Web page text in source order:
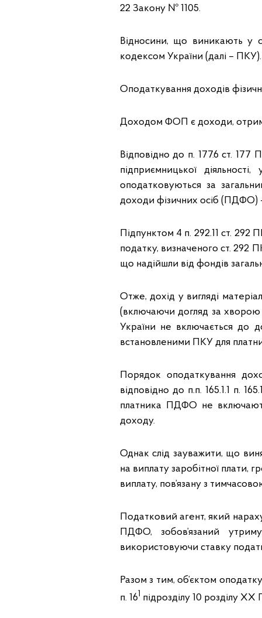
22 Закону № 1105.
Відносини, що виникають у
кодексом України (далі – ПКУ).
Оподаткування доходів
Доходом ФОП є доходи,
Відповідно до п. 177.6 ст.
підприємницької
оподатковуються за
доходи фізичних осіб (ПДФО)
Підпунктом 4 п. 292.11 ст.
податку, визначеного ст. 292
що надійшли від фондів
Отже, дохід у вигляді
(включаючи догляд за хворою
України не включається до
встановленими ПКУ для
Порядок оподаткування
відповідно до п.п. 165.1.1 п.
платника ПДФО не
доходу.
Однак слід зауважити, що
на виплату заробітної плати,
виплату, пов’язану з
Податковий агент, який
ПДФО, зобов’язаний
використовуючи ставку
Разом з тим, об’єктом
п. 161 підрозділу 10 розділу ХХ